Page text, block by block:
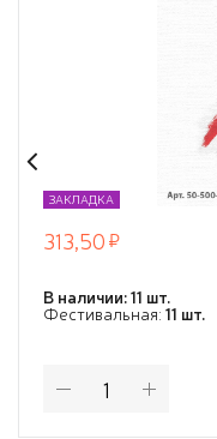
ЗАКЛАДКА
313,50
В наличии: 11 шт.
Фестивальная: 11 шт.